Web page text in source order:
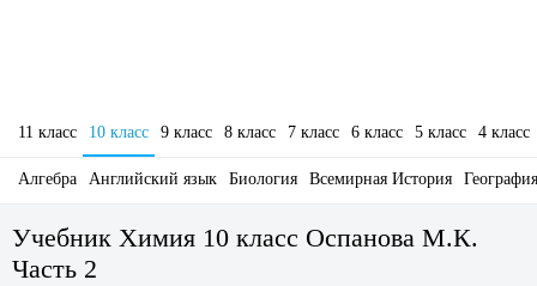
11 класс 10 класс 9 класс 8 класс 7 класс 6 класс 5 класс 4 класс
Алгебра Английский язык Биология Всемирная История География
Учебник Химия 10 класс Оспанова М.К.
Часть 2